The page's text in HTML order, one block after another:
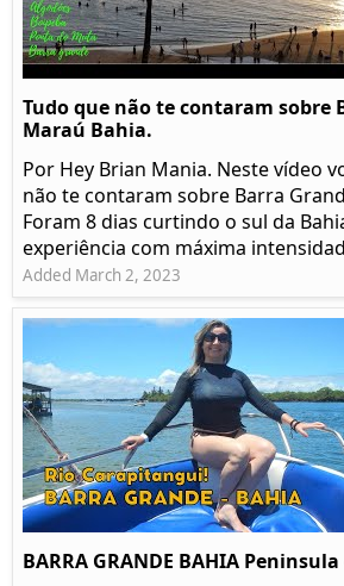
Tudo que não te contaram sobre
Maraú Bahia.
Por Hey Brian Mania. Neste vídeo
não te contaram sobre Barra
Foram 8 dias curtindo o sul da
experiência com máxima
Added March 2, 2023
BARRA GRANDE BAHIA